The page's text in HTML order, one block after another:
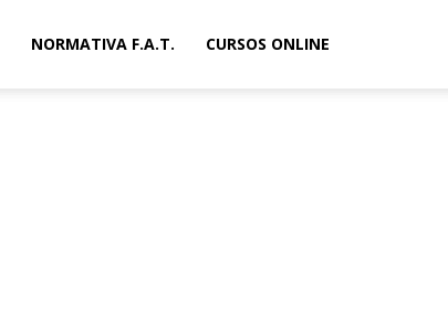
NORMATIVA F.A.T. CURSOS ONLINE